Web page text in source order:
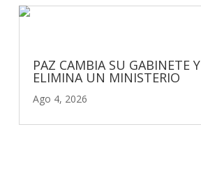
PAZ CAMBIA SU GABINETE Y
ELIMINA UN MINISTERIO
Ago 4, 2026